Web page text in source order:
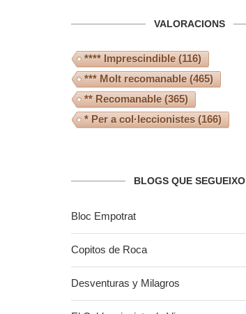
VALORACIONS
**** Imprescindible(116)
*** Molt recomanable(465)
** Recomanable(365)
* Per a col·leccionistes (166)
BLOGS QUE SEGUEIXO
Bloc Empotrat
Copitos de Roca
Desventuras y Milagros